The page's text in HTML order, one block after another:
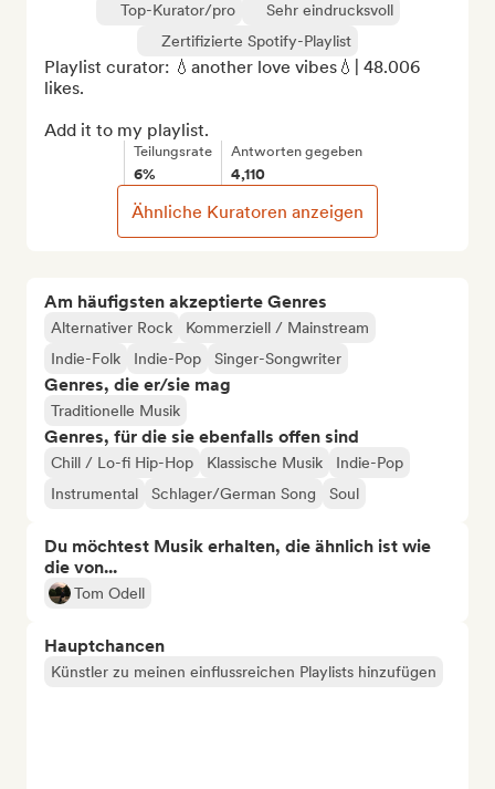
Am häufigsten akzeptierte Genres
Alternativer Rock
Kommerziell / Mainstream
Indie-Folk
Indie-Pop Singer-Songwriter
Genres, die er/sie mag
Traditionelle Musik
Genres, für die sie ebenfalls offen sind
Chill / Lo-fi Hip-Hop Klassische Musik
Indie-Pop
Instrumental
Schlager/German Song Soul
Du möchtest Musik erhalten, die ähnlich ist wie
die von...
Tom Odell
Hauptchancen
Künstler zu meinen einflussreichen Playlists hinzufügen
Top-Kurator/pro
Sehr eindrucksvoll
Zertifizierte Spotify-Playlist
Playlist curator: 💧another love vibes💧| 48.006
likes.
Add it to my playlist.
Teilungsrate
6%
Antworten gegeben
4,110
Ähnliche Kuratoren anzeigen